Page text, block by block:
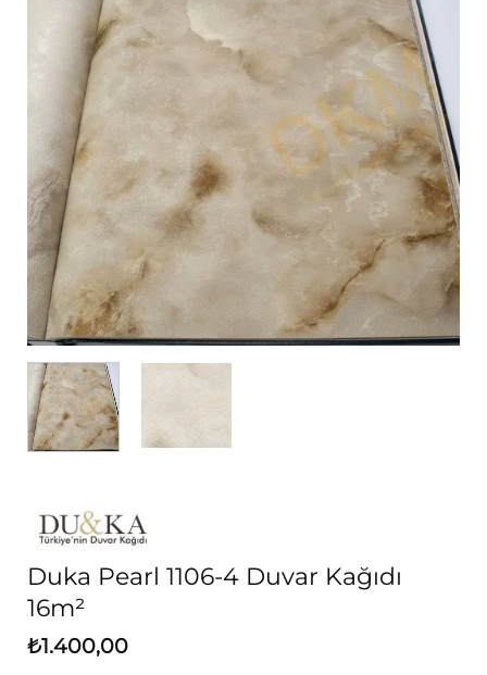
Duka Pearl 1106-4 Duvar Kağıdı
16m²
₺1.400,00